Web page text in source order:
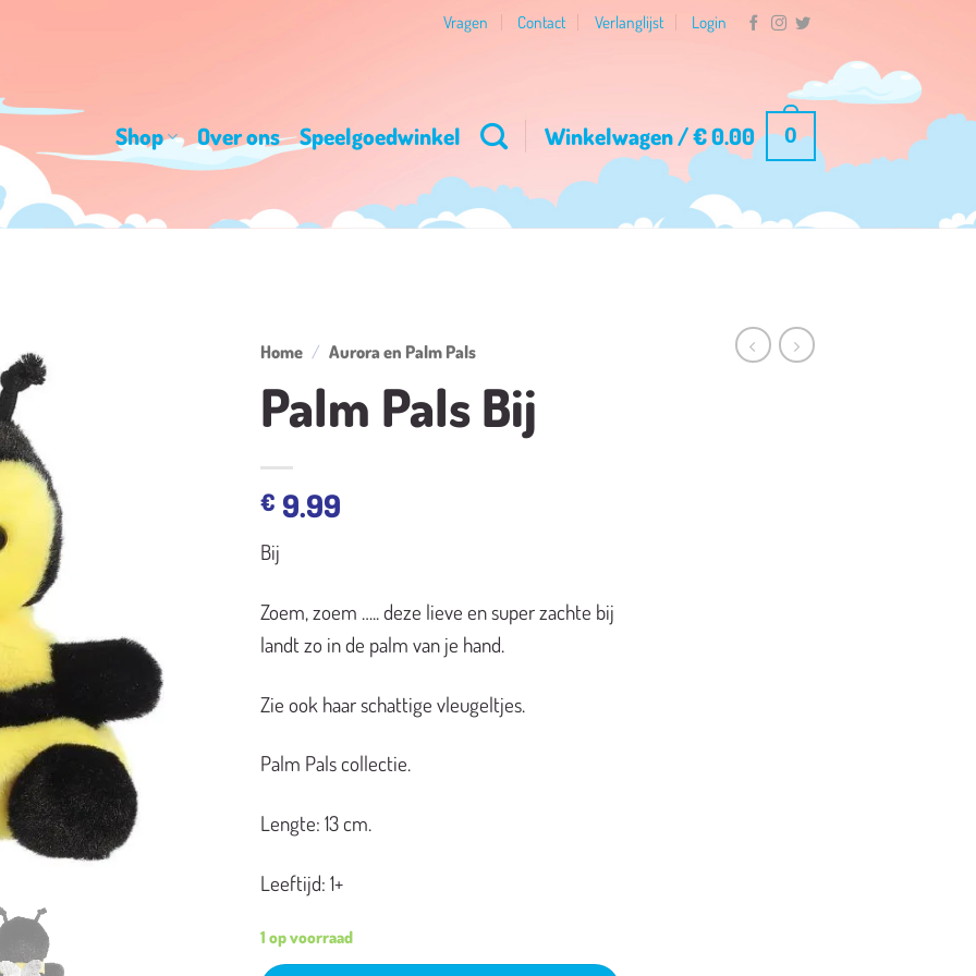
Vragen Contact Verlanglijst Login
Shop Over ons Speelgoedwinkel Winkelwagen /€0.00 0
Home / Aurora en Palm Pals
Palm Pals Bij
€ 9.99
Bij
Zoem, zoem ….. deze lieve en super zachte bij
landt zo in de palm van je hand.
Zie ook haar schattige vleugeltjes.
Palm Pals collectie.
Lengte: 13 cm.
Leeftijd: 1+
1 op voorraad